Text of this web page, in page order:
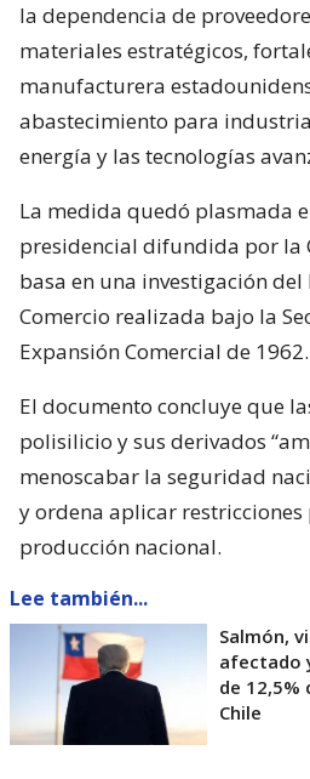
la dependencia de
materiales estratégicos,
manufacturera
abastecimiento para
energía y las tecnologías
La medida quedó plasmada
presidencial difundida por la
basa en una investigación
Comercio realizada bajo la
Expansión Comercial de 1962.
El documento concluye que
polisilicio y sus derivados
menoscabar la seguridad
y ordena aplicar
producción nacional.
Lee también...
Salmón,
afectado
de 12,5%
Chile